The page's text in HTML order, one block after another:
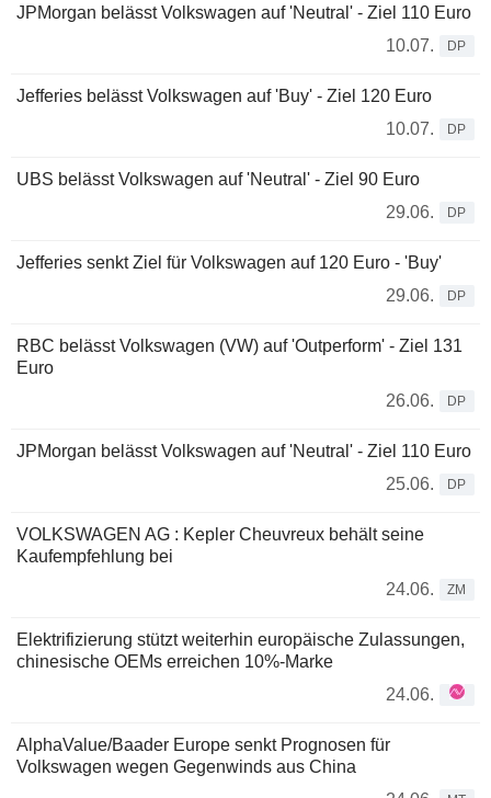
JPMorgan belässt Volkswagen auf 'Neutral' - Ziel 110 Euro
10.07.
DP
Jefferies belässt Volkswagen auf 'Buy' - Ziel 120 Euro
10.07.
DP
UBS belässt Volkswagen auf 'Neutral' - Ziel 90 Euro
29.06.
DP
Jefferies senkt Ziel für Volkswagen auf 120 Euro - 'Buy'
29.06.
DP
RBC belässt Volkswagen (VW) auf 'Outperform' - Ziel 131
Euro
26.06.
DP
JPMorgan belässt Volkswagen auf 'Neutral' - Ziel 110 Euro
25.06.
DP
VOLKSWAGEN AG : Kepler Cheuvreux behält seine
Kaufempfehlung bei
24.06.
ZM
Elektrifizierung stützt weiterhin europäische Zulassungen,
chinesische OEMs erreichen 10%-Marke
24.06.
AlphaValue/Baader Europe senkt Prognosen für
Volkswagen wegen Gegenwinds aus China